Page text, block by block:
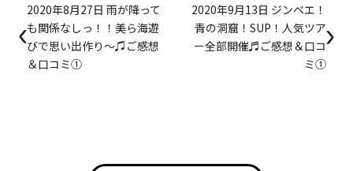
2020年8月27日 雨が降って
も関係なしっ！！美ら海遊
びで思い出作り～♫ご感想
＆口コミ①
2020年9月13日 ジンベエ！
青の洞窟！SUP！人気ツア
ー全部開催♬ご感想＆口コ
ミ①